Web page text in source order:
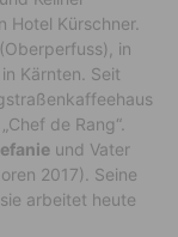
Hotel Kürschner.
in
Kärnten. Seit
de Rang“.
und Vater
2017). Seine
arbeitet heute